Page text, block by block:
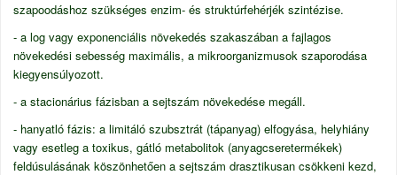
szapoodáshoz szükséges enzim- és struktúrfehérjék szintézise.
- a log vagy exponenciális növekedés szakaszában a fajlagos
növekedési sebesség maximális, a mikroorganizmusok szaporodása
kiegyensúlyozott.
- a stacionárius fázisban a sejtszám növekedése megáll.
- hanyatló fázis: a limitáló szubsztrát (tápanyag) elfogyása, helyhiány
vagy esetleg a toxikus, gátló metabolitok (anyagcseretermékek)
feldúsulásának köszönhetően a sejtszám drasztikusan csökkeni kezd,